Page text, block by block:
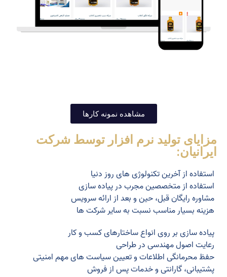
مشاهده نمونه کارها
مزایای تولید نرم افزار توسط شرکت
ایرانیان:
استفاده از آخرین تکنولوژی های روز دنیا
استفاده از متخصصین مجرب در پیاده سازی
مشاوره رایگان قبل، حین و بعد از ارائه سرویس
هزینه بسیار مناسب نسبت به سایر شرکت ها
پیاده سازی بر روی انواع ساختارهای کسب و کار
رعایت اصول مهندسی در طراحی
حفظ محرمانگی اطلاعات و تعیین سیاست های مهم امنیتی
پشتیبانی، گارانتی و خدمات پس از فروش